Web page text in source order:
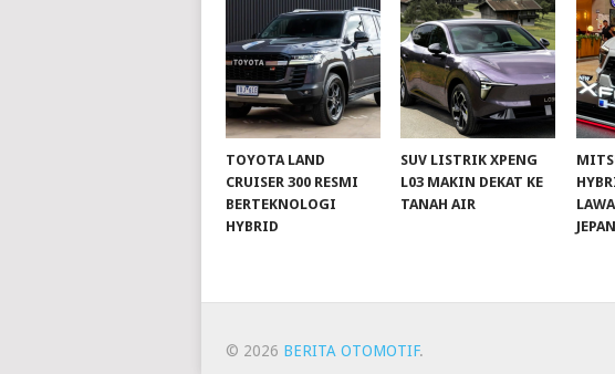
TOYOTA LAND
CRUISER 300 RESMI
BERTEKNOLOGI
HYBRID
SUV LISTRIK XPENG
L03 MAKIN DEKAT KE
TANAH AIR
© 2026 BERITA OTOMOTIF.